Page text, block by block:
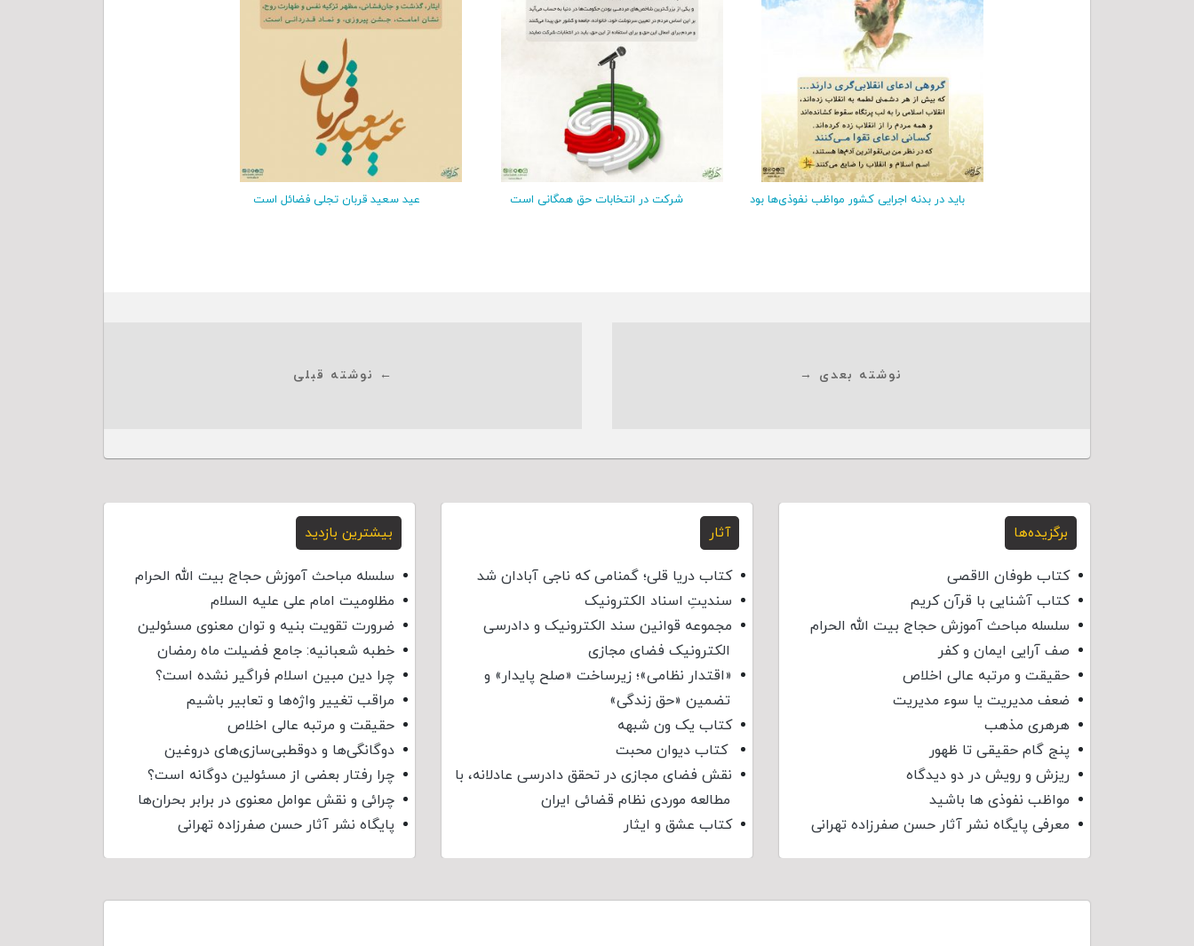
باید در بدنه اجرایی کشور مواظب نفوذی‌ها بود شرکت در انتخابات حق همگانی است عید سعید قربان تجلی‌ فضائل است
← نوشته قبلی نوشته بعدی →
برگزیده‌ها
کتاب طوفان الاقصی
کتاب آشنایی با قرآن کریم
سلسله مباحث آموزش حجاج بیت الله الحرام
صف آرایی ایمان و کفر
حقیقت و مرتبه عالی اخلاص
ضعف مدیریت یا سوء مدیریت
هرهری مذهب
پنج گام حقیقی تا ظهور
ریزش و رویش در دو دیدگاه
مواظب نفوذی‌ ها باشید
معرفی پایگاه نشر آثار حسن صفرزاده تهرانی
آثار
کتاب دریا قلی؛ گمنامی که ناجی آبادان شد
سندیتِ اسناد الکترونیک
مجموعه قوانین سند الکترونیک و دادرسی
الکترونیک فضای مجازی
«اقتدار نظامی»؛ زیرساخت «صلح پایدار» و
تضمین «حق زندگی»
کتاب یک ون شبهه
کتاب دیوان محبت
نقش فضای مجازی در تحقق دادرسی عادلانه، با
مطالعه موردی نظام قضائی ایران
کتاب عشق و ایثار
بیشترین بازدید
سلسله مباحث آموزش حجاج بیت الله الحرام
مظلومیت امام علی علیه السلام
ضرورت تقویت بنیه و توان معنوی مسئولین
خطبه شعبانیه: جامع فضیلت ماه رمضان
چرا دین مبین اسلام فراگیر نشده است؟
مراقب تغییر واژه‌ها و تعابیر باشیم
حقیقت و مرتبه عالی اخلاص
دوگانگی‌ها و دوقطبی‌سازی‌های دروغین
چرا رفتار بعضی از مسئولین دوگانه است؟
چرائی و نقش عوامل معنوی در برابر بحران‌ها
پایگاه نشر آثار حسن صفرزاده تهرانی